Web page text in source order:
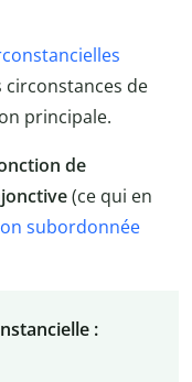
de
principale.
de
(ce qui en
subordonnée
: